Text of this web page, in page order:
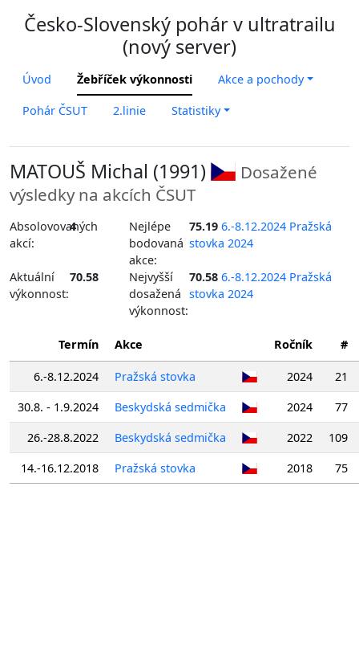
Česko-Slovenský pohár v ultratrailu
(nový server)
Úvod Žebříček výkonnosti Akce a pochody
Pohár ČSUT 2.linie Statistiky
MATOUŠ Michal (1991)
Dosažené
výsledky na akcích ČSUT
Absolovovaných
akcí:
4
Nejlépe
bodovaná
akce:
75.19 6.-8.12.2024 Pražská
stovka 2024
Aktuální
výkonnost:
70.58
Nejvyšší
dosažená
výkonnost:
70.58 6.-8.12.2024 Pražská
stovka 2024
Termín Akce Ročník #
6.-8.12.2024 Pražská stovka 2024
21
30.8. - 1.9.2024
Beskydská sedmička 2024
77
26.-28.8.2022
Beskydská sedmička 2022
109
14.-16.12.2018
Pražská stovka 2018 75